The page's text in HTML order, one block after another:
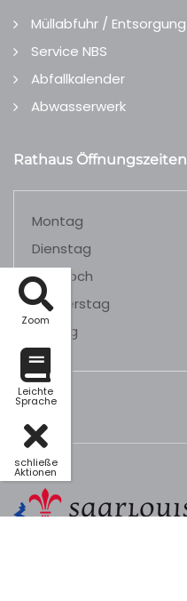
Zoom
Leichte
Sprache
schließe
Aktionen
Müllabfuhr / Entsorgung
Service NBS
Abfallkalender
Abwasserwerk
Rathaus Öffnungszeiten
Montag
Dienstag
Mittwoch
Donnerstag
Freitag